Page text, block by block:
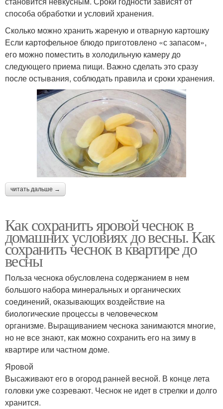
способа обработки и условий хранения.
Сколько можно хранить жареную и отварную картошку
Если картофельное блюдо приготовлено «с запасом»,
его можно поместить в холодильную камеру до
следующего приема пищи. Важно сделать это сразу
после остывания, соблюдать правила и сроки хранения.
читать дальше →
Как сохранить яровой чеснок в
домашних условиях до весны. Как
сохранить чеснок в квартире до
весны
Польза чеснока обусловлена содержанием в нем
большого набора минеральных и органических
соединений, оказывающих воздействие на
биологические процессы в человеческом
организме. Выращиванием чеснока занимаются многие,
но не все знают, как можно сохранить его на зиму в
квартире или частном доме.
Яровой
Высаживают его в огород ранней весной. В конце лета
головки уже созревают. Чеснок не идет в стрелки и долго
хранится.